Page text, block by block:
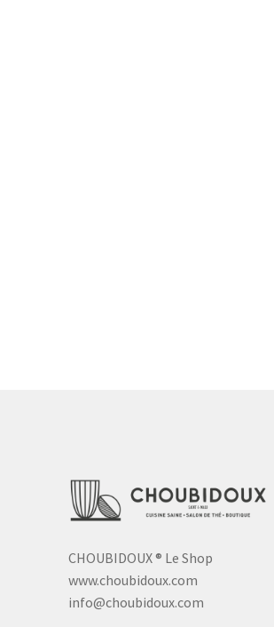
CHOUBIDOUX® Le Shop
www.choubidoux.com
info@choubidoux.com